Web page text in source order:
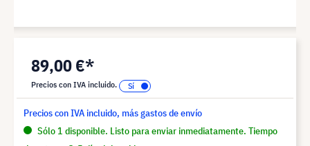
89,00 €*
Precios con IVA incluido.
Precios con IVA incluido, más gastos de envío
Sólo 1 disponible. Listo para enviar inmediatamente. Tiempo